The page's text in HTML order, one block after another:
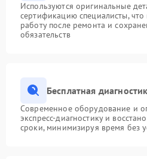
Используются оригинальные
сертификацию специалисты,
работу после ремонта и
обязательств
Бесплатная
Современное оборудование и
экспресс-диагностику и
сроки, минимизируя время без